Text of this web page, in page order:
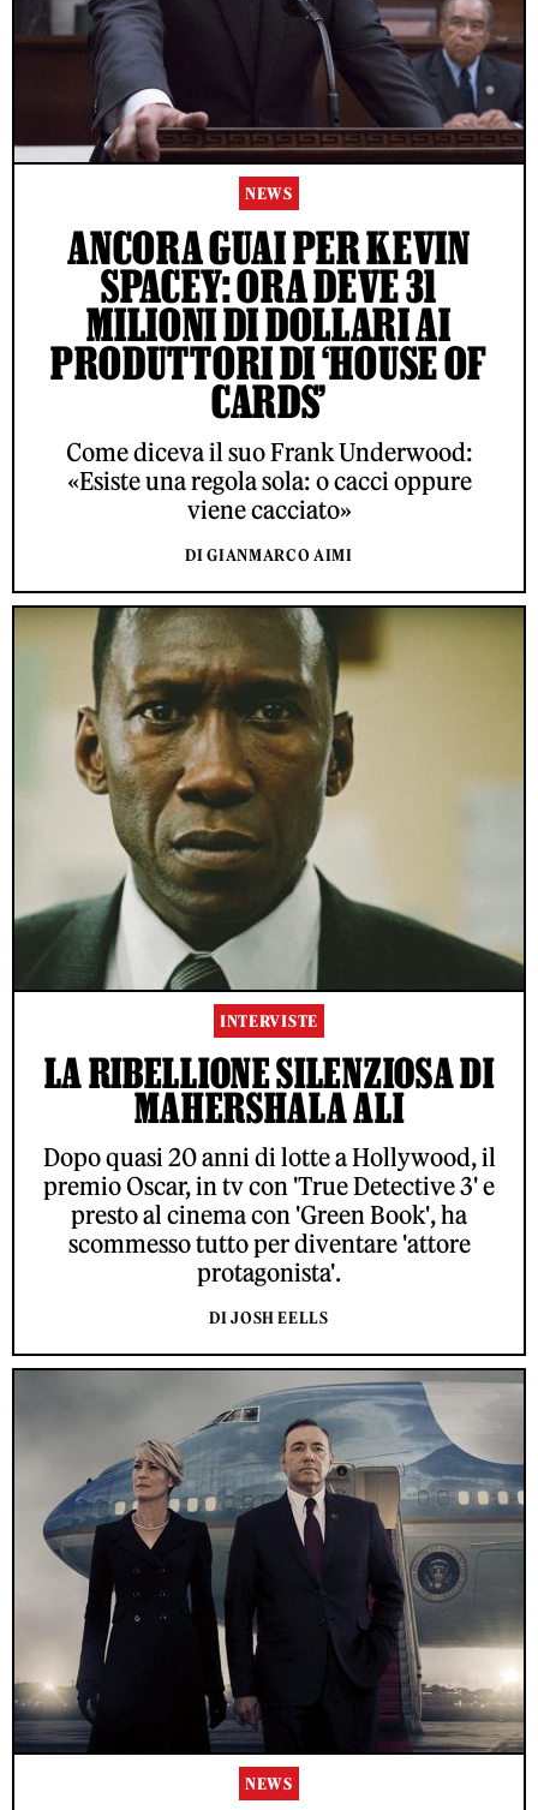
NEWS
ANCORA GUAI PER KEVIN
SPACEY: ORA DEVE 31
MILIONI DI DOLLARI AI
PRODUTTORI DI ‘HOUSE OF
CARDS’
Come diceva il suo Frank Underwood:
«Esiste una regola sola: o cacci oppure
viene cacciato»
DI GIANMARCO AIMI
INTERVISTE
LA RIBELLIONE SILENZIOSA DI
MAHERSHALA ALI
Dopo quasi 20 anni di lotte a Hollywood, il
premio Oscar, in tv con 'True Detective 3' e
presto al cinema con 'Green Book', ha
scommesso tutto per diventare 'attore
protagonista'.
DI JOSH EELLS
NEWS